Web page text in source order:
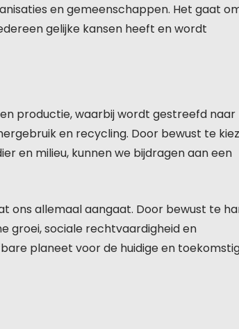
en gemeenschappen. Het gaat
gelijke kansen heeft en wordt
productie, waarbij wordt gestreefd naar
en recycling. Door bewust te
en milieu, kunnen we bijdragen aan een
ons allemaal aangaat. Door bewust te
groei, sociale rechtvaardigheid en
planeet voor de huidige en